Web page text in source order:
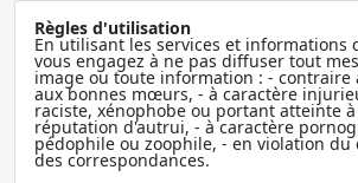
Règles d'utilisation
En utilisant les services et informations
vous engagez à ne pas diffuser tout
image ou toute information : -
aux bonnes mœurs, - à caractère
raciste, xénophobe ou portant atteinte
réputation d'autrui, - à caractère
pédophile ou zoophile, - en violation du
des correspondances.